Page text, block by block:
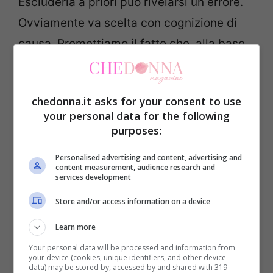
Ovviamente va scelta con cognizione di
causa. Premettiamo il fatto che, alla base,
deve esserci la consulenza del medico e la
consapevolezza in merito alle effettive
carenze alimentari che si hanno.
orientarsi verso prodotti possibilmente
naturali – uno dei più apprezzati del
momento èReduslim– e caratterizzati
dalla presenza di ingredienti selezionati da
filiere di altissima qualità.
chedonna.it asks for your consent to use
your personal data for the following
purposes:
Personalised advertising and content, advertising and
content measurement, audience research and
services development
Store and/or access information on a device
Learn more
Your personal data will be processed and information from
your device (cookies, unique identifiers, and other device
data) may be stored by, accessed by and shared with 319